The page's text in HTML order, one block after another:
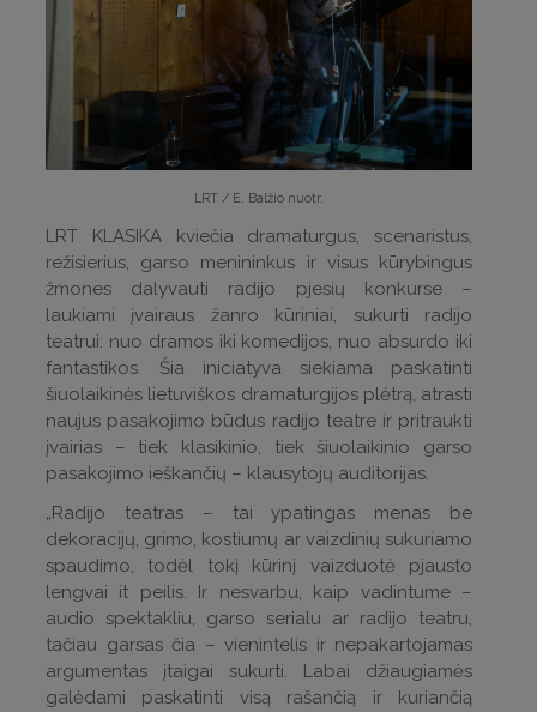
LRT / E. Balžio nuotr.
LRT KLASIKA kviečia dramaturgus, scenaristus,
režisierius, garso menininkus ir visus kūrybingus
žmones dalyvauti radijo pjesių konkurse –
laukiami įvairaus žanro kūriniai, sukurti radijo
teatrui: nuo dramos iki komedijos, nuo absurdo iki
fantastikos. Šia iniciatyva siekiama paskatinti
šiuolaikinės lietuviškos dramaturgijos plėtrą, atrasti
naujus pasakojimo būdus radijo teatre ir pritraukti
įvairias – tiek klasikinio, tiek šiuolaikinio garso
pasakojimo ieškančių – klausytojų auditorijas.
„Radijo teatras – tai ypatingas menas be
dekoracijų, grimo, kostiumų ar vaizdinių sukuriamo
spaudimo, todėl tokį kūrinį vaizduotė pjausto
lengvai it peilis. Ir nesvarbu, kaip vadintume –
audio spektakliu, garso serialu ar radijo teatru,
tačiau garsas čia – vienintelis ir nepakartojamas
argumentas įtaigai sukurti. Labai džiaugiamės
galėdami paskatinti visą rašančią ir kuriančią